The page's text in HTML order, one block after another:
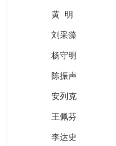
黄 明
刘采藻
杨守明
陈振声
安列克
王佩芬
李达史